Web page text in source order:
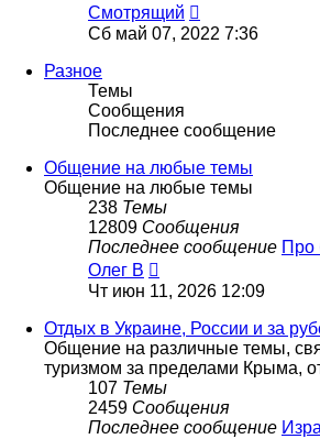
Смотрящий
к
Сб май 07, 2022 7:36
Разное
Темы
Сообщения
Последнее сообщение
Общение на любые темы
Общение на любые темы
238 Темы
12809 Сообщения
Последнее сообщение Про
Олег В
к
последнему
сообщению
Чт июн 11, 2026 12:09
Отдых в Украине, России и за
Общение на различные темы,
туризмом за пределами Крыма,
107 Темы
2459 Сообщения
Последнее сообщение